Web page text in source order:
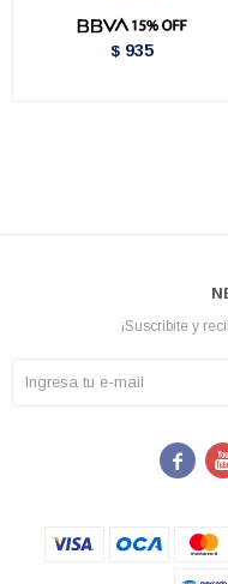
$ 935
¡Suscribite y
